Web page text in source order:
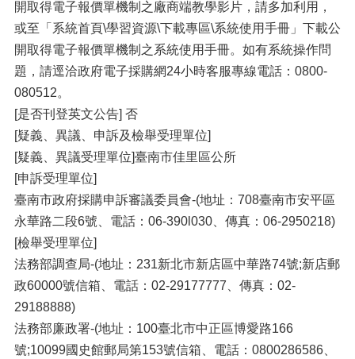
開取得電子報價單機制之廠商端教學影片，請多加利用，
或至「系統首頁\學習資源\下載專區\系統使用手冊」下載公
開取得電子報價單機制之系統使用手冊。如有系統操作問
題，請逕洽政府電子採購網24小時客服專線電話：0800-
080512。
[是否刊登英文公告] 否
[疑義、異議、申訴及檢舉受理單位]
[疑義、異議受理單位]臺南市佳里區公所
[申訴受理單位]
臺南市政府採購申訴審議委員會-(地址：708臺南市安平區
永華路二段6號、電話：06-390l030、傳真：06-2950218)
[檢舉受理單位]
法務部調查局-(地址：231新北市新店區中華路74號;新店郵
政60000號信箱、電話：02-29177777、傳真：02-
29188888)
法務部廉政署-(地址：100臺北市中正區博愛路166
號;10099國史館郵局第153號信箱、電話：0800286586、